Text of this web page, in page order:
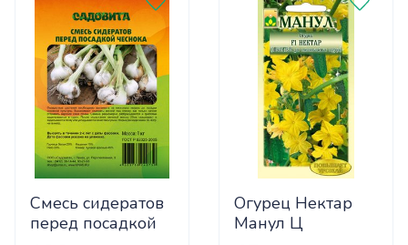
Смесь сидератов
перед посадкой
Огурец Нектар
Манул Ц